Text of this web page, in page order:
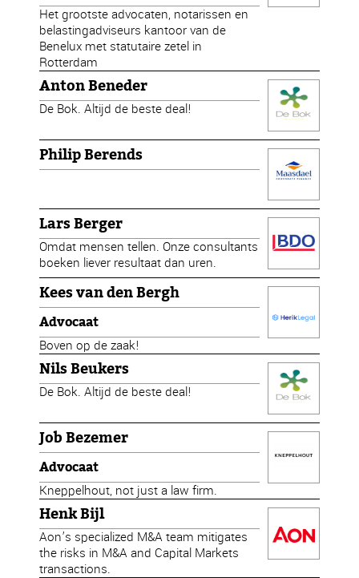
Het grootste advocaten, notarissen en
belastingadviseurs kantoor van de
Benelux met statutaire zetel in
Rotterdam
Anton Beneder
De Bok. Altijd de beste deal!
Philip Berends
Lars Berger
Omdat mensen tellen. Onze consultants
boeken liever resultaat dan uren.
Kees van den Bergh
Advocaat
Boven op de zaak!
Nils Beukers
De Bok. Altijd de beste deal!
Job Bezemer
Advocaat
Kneppelhout, not just a law firm.
Henk Bijl
Aon’s specialized M&A team mitigates
the risks in M&A and Capital Markets
transactions.